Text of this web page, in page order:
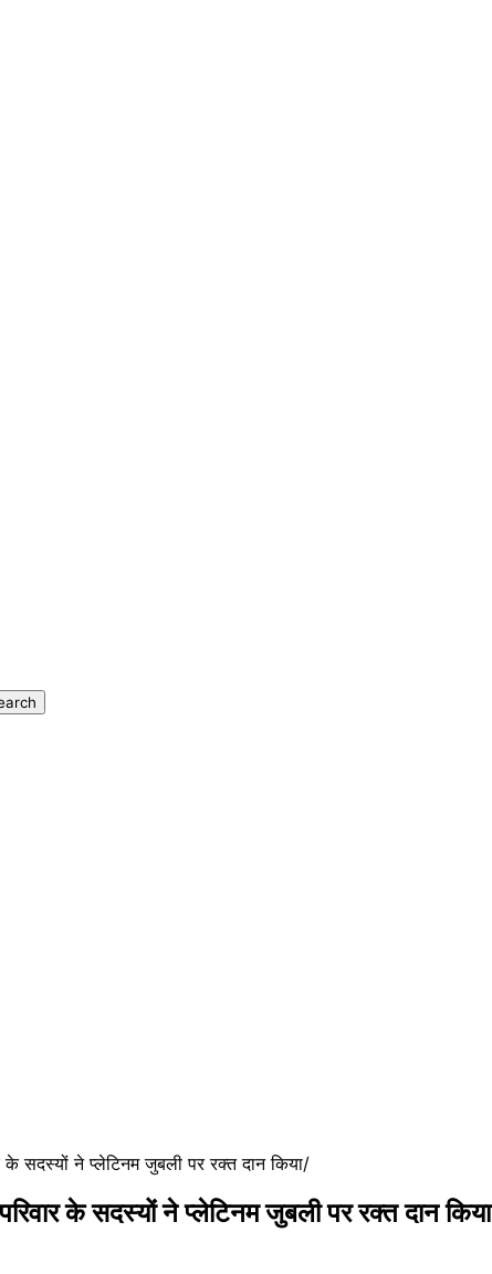
के सदस्यों ने प्लेटिनम जुबली पर रक्त दान किया
के सदस्यों ने प्लेटिनम जुबली पर रक्त दान किया